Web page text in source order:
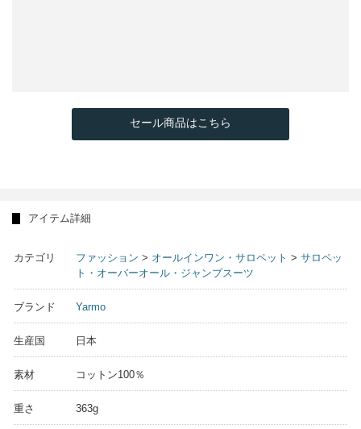
セール商品はこちら
アイテム詳細
カテゴリ ファッション > オールインワン・サロペット > サロペッ
ト・オーバーオール・ジャンプスーツ
ブランド Yarmo
生産国 日本
素材 コットン100％
重さ 363g